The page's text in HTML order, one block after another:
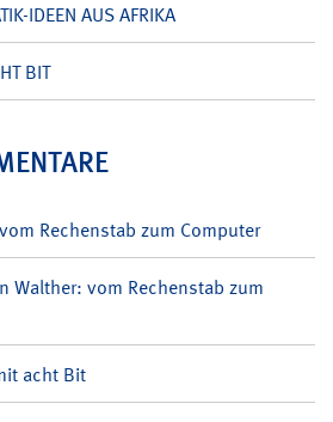
IDEEN AUS AFRIKA
BIT
Rechenstab zum Computer
Walther: vom Rechenstab zum
acht Bit